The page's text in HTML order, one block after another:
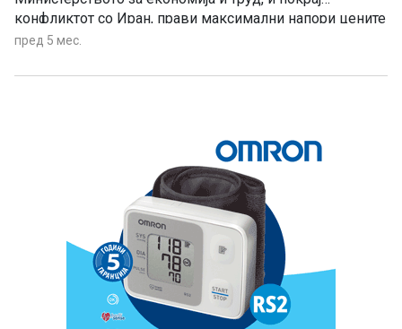
конфликтот со Иран, прави максимални напори цените
во маркетите и на пазарите да останат стабилни,
граѓаните.
пред 5 мес.